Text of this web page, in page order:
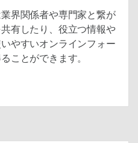
界関係者や専門家と繋が
有したり、役立つ情報や
やすいオンラインフォー
ことができます。